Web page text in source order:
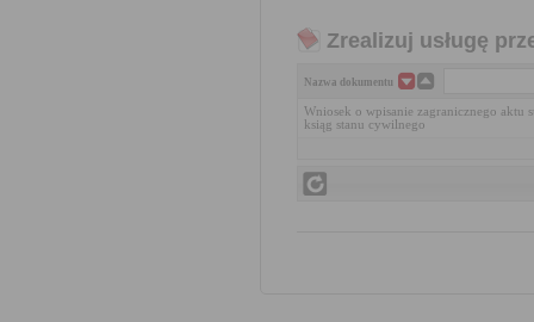
Zrealizuj usługę
Nazwa dokumentu
Wniosek o wpisanie zagranicznego aktu
ksiąg stanu cywilnego